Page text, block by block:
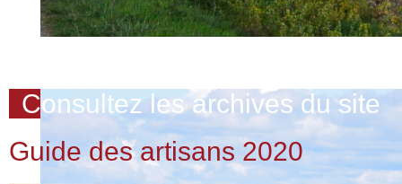
Consultez les archives du site
Guide des artisans 2020